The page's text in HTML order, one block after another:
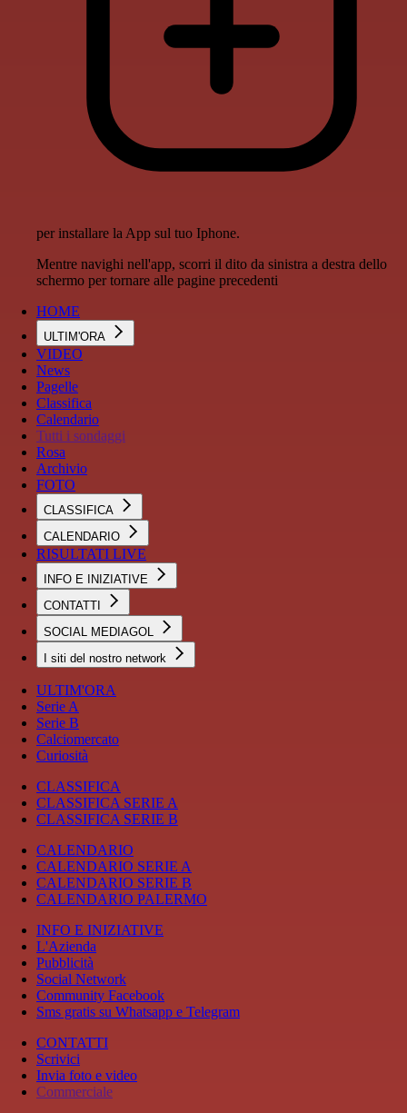
per installare la App sul tuo Iphone.
Mentre navighi nell'app, scorri il dito da sinistra a destra dello
schermo per tornare alle pagine precedenti
HOME
ULTIM'ORA
VIDEO
News
Pagelle
Classifica
Calendario
Tutti i sondaggi
Rosa
Archivio
FOTO
CLASSIFICA
CALENDARIO
RISULTATI LIVE
INFO E INIZIATIVE
CONTATTI
SOCIAL MEDIAGOL
I siti del nostro network
ULTIM'ORA
Serie A
Serie B
Calciomercato
Curiosità
CLASSIFICA
CLASSIFICA SERIE A
CLASSIFICA SERIE B
CALENDARIO
CALENDARIO SERIE A
CALENDARIO SERIE B
CALENDARIO PALERMO
INFO E INIZIATIVE
L'Azienda
Pubblicità
Social Network
Community Facebook
Sms gratis su Whatsapp e Telegram
CONTATTI
Scrivici
Invia foto e video
Commerciale